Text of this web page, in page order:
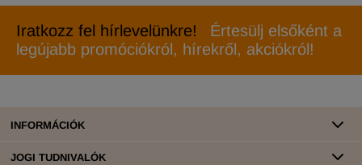
Iratkozz fel hírlevelünkre!
Értesülj elsőként a
legújabb promóciókról, hírekről, akciókról!
INFORMÁCIÓK
JOGI TUDNIVALÓK